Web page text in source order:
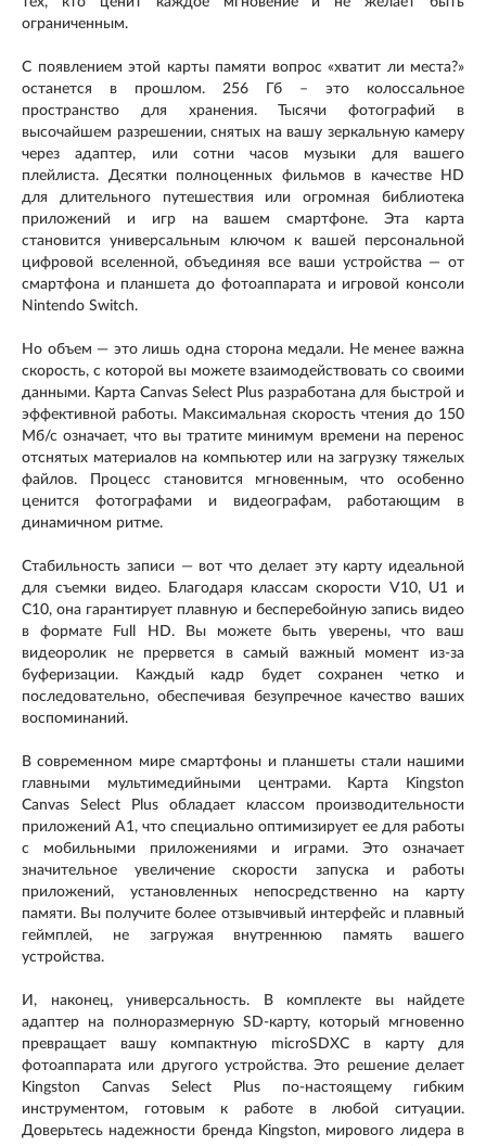
ограниченным.
С появлением этой карты памяти вопрос «хватит ли места?»
останется в прошлом. 256 Гб – это колоссальное
пространство для хранения. Тысячи фотографий в
высочайшем разрешении, снятых на вашу зеркальную камеру
через адаптер, или сотни часов музыки для вашего
плейлиста. Десятки полноценных фильмов в качестве HD
для длительного путешествия или огромная библиотека
приложений и игр на вашем смартфоне. Эта карта
становится универсальным ключом к вашей персональной
цифровой вселенной, объединяя все ваши устройства — от
смартфона и планшета до фотоаппарата и игровой консоли
Nintendo Switch.
Но объем — это лишь одна сторона медали. Не менее важна
скорость, с которой вы можете взаимодействовать со своими
данными. Карта Canvas Select Plus разработана для быстрой и
эффективной работы. Максимальная скорость чтения до 150
Мб/с означает, что вы тратите минимум времени на перенос
отснятых материалов на компьютер или на загрузку тяжелых
файлов. Процесс становится мгновенным, что особенно
ценится фотографами и видеографам, работающим в
динамичном ритме.
Стабильность записи — вот что делает эту карту идеальной
для съемки видео. Благодаря классам скорости V10, U1 и
C10, она гарантирует плавную и бесперебойную запись видео
в формате Full HD. Вы можете быть уверены, что ваш
видеоролик не прервется в самый важный момент из-за
буферизации. Каждый кадр будет сохранен четко и
последовательно, обеспечивая безупречное качество ваших
воспоминаний.
В современном мире смартфоны и планшеты стали нашими
главными мультимедийными центрами. Карта Kingston
Canvas Select Plus обладает классом производительности
приложений A1, что специально оптимизирует ее для работы
с мобильными приложениями и играми. Это означает
значительное увеличение скорости запуска и работы
приложений, установленных непосредственно на карту
памяти. Вы получите более отзывчивый интерфейс и плавный
геймплей, не загружая внутреннюю память вашего
устройства.
И, наконец, универсальность. В комплекте вы найдете
адаптер на полноразмерную SD-карту, который мгновенно
превращает вашу компактную microSDXC в карту для
фотоаппарата или другого устройства. Это решение делает
Kingston Canvas Select Plus по-настоящему гибким
инструментом, готовым к работе в любой ситуации.
Доверьтесь надежности бренда Kingston, мирового лидера в